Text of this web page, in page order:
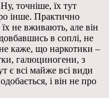
точніше, їх тут
інше. Практично
не вживають, але він
в соплі, не
каже, що наркотики –
галюциногени, з
є всі майже всі види
і він не про